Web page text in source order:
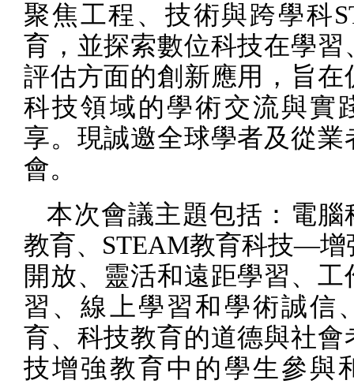
聚焦工程、技術與跨學科
育，並探索數位科技在學習
評估方面的創新應用，旨在
科技領域的學術交流與實
享。現誠邀全球學者及從業
會。
本次會議主題包括：電腦
教育、 STEAM教育科技—增
開放、靈活和遠距學習、工
習、線上學習和學術誠信
育、科技教育的道德與社會
技增強教育中的學生參與